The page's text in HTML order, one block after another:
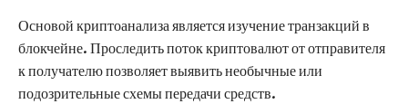
Основой криптоанализа является изучение транзакций в
блокчейне. Проследить поток криптовалют от отправителя
к получателю позволяет выявить необычные или
подозрительные схемы передачи средств.